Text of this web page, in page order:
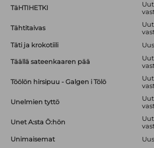
TäHTIHETKI
Tähtitaivas
Täti ja krokotiili
Täällä sateenkaaren pää
Töölön hirsipuu - Galgen i Tölö
Unelmien tyttö
Unet A:sta Ö:hön
Unimaisemat